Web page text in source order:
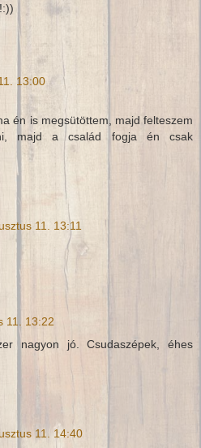
13:00
én is megsütöttem, majd felteszem
majd a család fogja én csak
11. 13:11
11. 13:22
nagyon jó. Csudaszépek, éhes
11. 14:40